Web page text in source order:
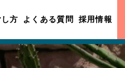
方 よくある質問 採用情報